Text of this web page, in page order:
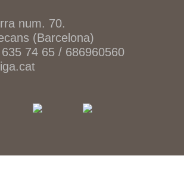
num. 70.
(Barcelona)
74 65 / 686960560